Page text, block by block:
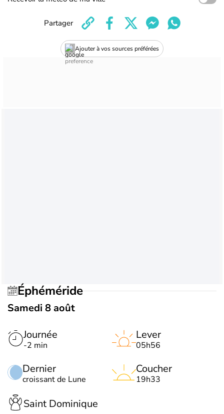
Ajouter à vos sources préférées
Partager
Éphéméride
Samedi 8 août
Journée
-2 min
Dernier
croissant de Lune
Lever
05h56
Coucher
19h33
Saint Dominique